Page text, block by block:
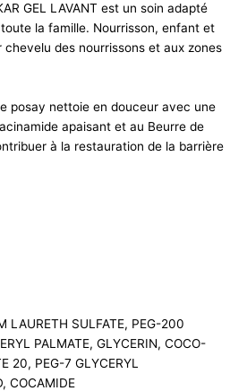
GEL LAVANT est un soin adapté
la famille. Nourrisson, enfant et
des nourrissons et aux zones
posay nettoie en douceur avec une
apaisant et au Beurre de
à la restauration de la barrière
LAURETH SULFATE, PEG-200
PALMATE, GLYCERIN, COCO-
20, PEG-7 GLYCERYL
COCAMIDE